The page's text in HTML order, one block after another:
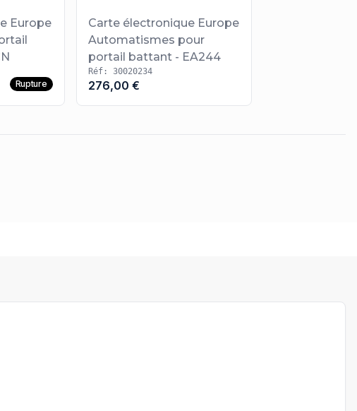
Europe
Rupture
Carte électronique Europe
Automatismes pour
portail battant - EA244
Réf: 30020234
276,00 €